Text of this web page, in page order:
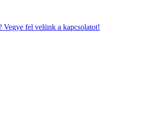
Vegye fel velünk a kapcsolatot!